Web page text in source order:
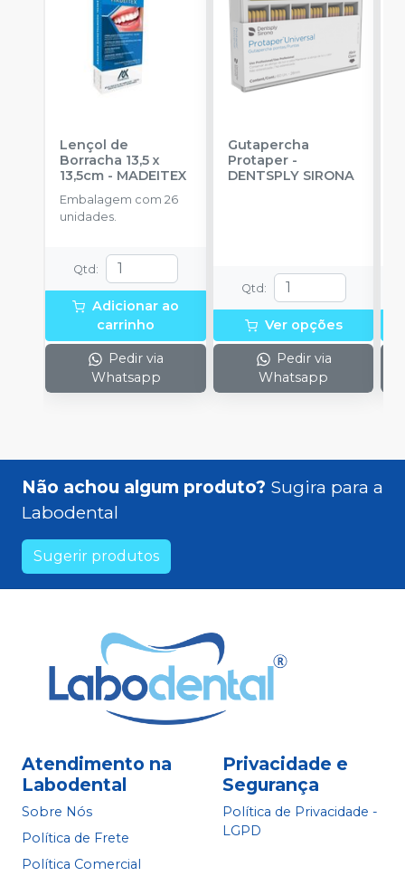
Lençol de
Borracha 13,5 x
13,5cm - MADEITEX
Embalagem com 26
unidades.
Qtd:
Adicionar ao
carrinho
Pedir via
Whatsapp
Gutapercha
Protaper-
DENTSPLY SIRONA
Qtd:
Ver opções
Pedir via
Whatsapp
Não achou algum produto? Sugira para a
Labodental
Sugerir produtos
Atendimento na
Labodental
Sobre Nós
Política de Frete
Política Comercial
Privacidade e
Segurança
Política de Privacidade -
LGPD